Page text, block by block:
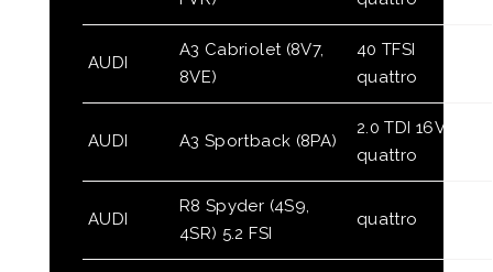
AUDI
A3 Cabriolet (8V7,
8VE)
40 TFSI
quattro
AUDI A3 Sportback (8PA)
2.0 TDI 16V
quattro
AUDI
R8 Spyder (4S9,
4SR) 5.2 FSI
quattro